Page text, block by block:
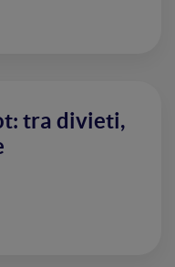
tra divieti,